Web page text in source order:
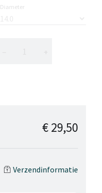
Diameter
€ 29,50
Verzendinformatie